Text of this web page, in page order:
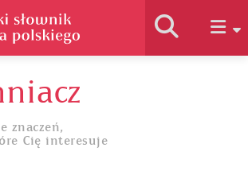
Historia słownika
Jak korzystać
znaczeń,
Cię interesuje